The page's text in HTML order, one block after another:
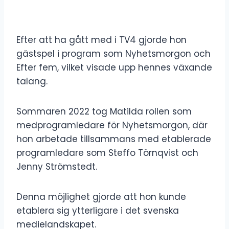
Efter att ha gått med i TV4 gjorde hon
gästspel i program som Nyhetsmorgon och
Efter fem, vilket visade upp hennes växande
talang.
Sommaren 2022 tog Matilda rollen som
medprogramledare för Nyhetsmorgon, där
hon arbetade tillsammans med etablerade
programledare som Steffo Törnqvist och
Jenny Strömstedt.
Denna möjlighet gjorde att hon kunde
etablera sig ytterligare i det svenska
medielandskapet.